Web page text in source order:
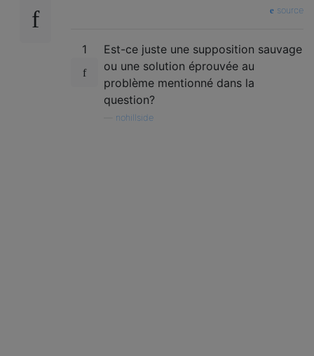
source
1
Est-ce juste une supposition sauvage
ou une solution éprouvée au
problème mentionné dans la
question?
nohillside